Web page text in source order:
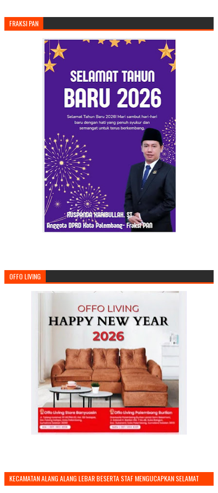
FRAKSI PAN
OFFO LIVING
KECAMATAN ALANG ALANG LEBAR BESERTA STAF MENGUCAPKAN SELAMAT